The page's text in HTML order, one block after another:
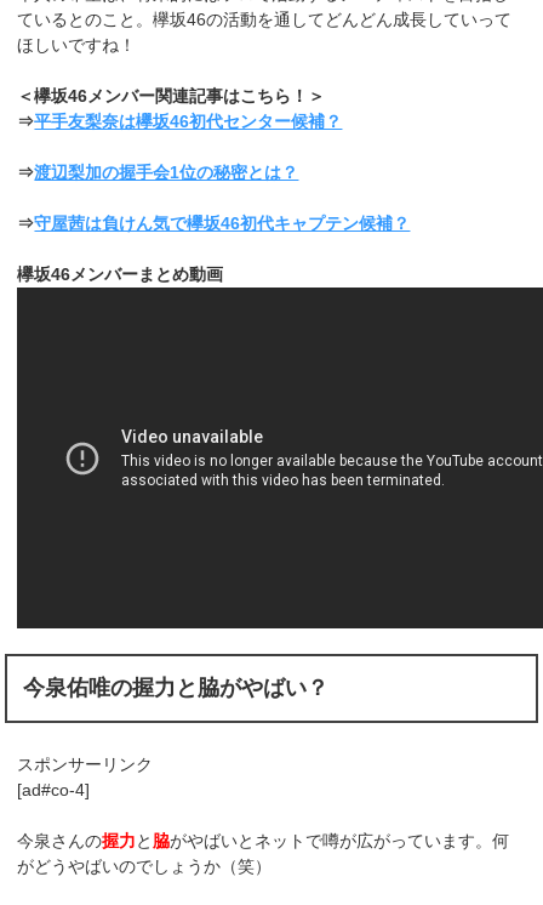
ているとのこと。欅坂46の活動を通してどんどん成長していって
ほしいですね！
＜欅坂46メンバー関連記事はこちら！＞
⇒平手友梨奈は欅坂46初代センター候補？
⇒渡辺梨加の握手会1位の秘密とは？
⇒守屋茜は負けん気で欅坂46初代キャプテン候補？
欅坂46メンバーまとめ動画
今泉佑唯の握力と脇がやばい？
スポンサーリンク
[ad#co-4]
今泉さんの握力と 脇がやばいとネットで噂が広がっています。何
がどうやばいのでしょうか（笑）